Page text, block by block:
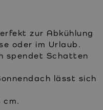
zur Abkühlung
oder im Urlaub.
spendet Schatten
lässt sich
cm.